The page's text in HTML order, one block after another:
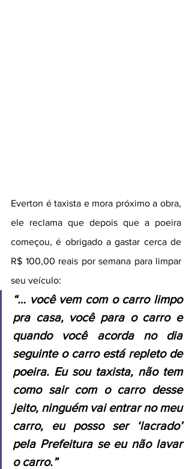
Everton é taxista e mora próximo a obra,
ele reclama que depois que a poeira
começou, é obrigado a gastar cerca de
R$ 100,00 reais por semana para limpar
seu veículo:
“… você vem com o carro limpo
pra casa, você para o carro e
quando você acorda no dia
seguinte o carro está repleto de
poeira. Eu sou taxista, não tem
como sair com o carro desse
jeito, ninguém vai entrar no meu
carro, eu posso ser ‘lacrado’
pela Prefeitura se eu não lavar
o carro.”